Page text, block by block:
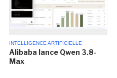
INTELLIGENCE ARTIFICIELLE
Alibaba lance Qwen 3.8-
Max